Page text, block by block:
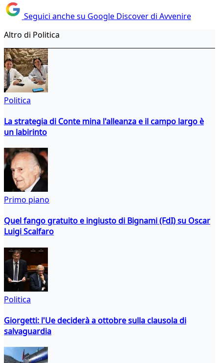
Seguici anche su Google Discover di Avvenire
Altro di Politica
Politica
La strategia di Conte mina l'alleanza e il campo largo è
un labirinto
Primo piano
Quel fango gratuito e ingiusto di Bignami (FdI) su Oscar
Luigi Scalfaro
Politica
Giorgetti: l'Ue deciderà a ottobre sulla clausola di
salvaguardia